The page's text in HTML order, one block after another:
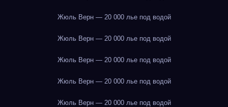
Жюль Верн — 20 000 лье под водой
Жюль Верн — 20 000 лье под водой
Жюль Верн — 20 000 лье под водой
Жюль Верн — 20 000 лье под водой
Жюль Верн — 20 000 лье под водой